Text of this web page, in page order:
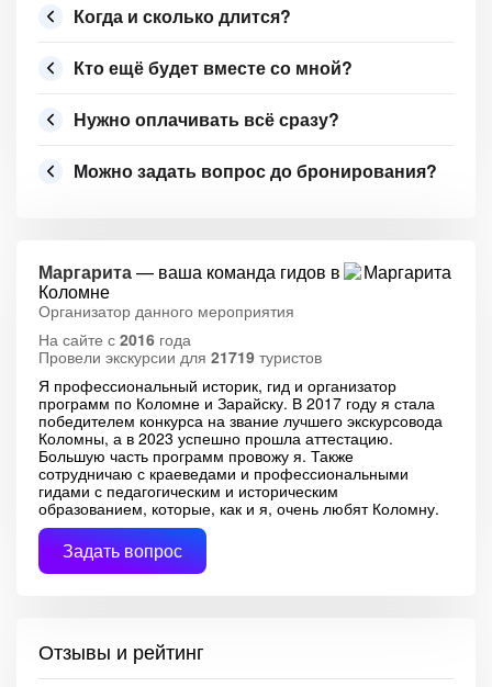
Когда и сколько длится?
Кто ещё будет вместе со мной?
Нужно оплачивать всё сразу?
Можно задать вопрос до бронирования?
Маргарита— ваша команда гидов в
Коломне
Организатор данного мероприятия
На сайте с 2016 года
Провели экскурсии для 21719 туристов
Я профессиональный историк, гид и организатор
программ по Коломне и Зарайску. В 2017 году я стала
победителем конкурса на звание лучшего экскурсовода
Коломны, а в 2023 успешно прошла аттестацию.
Большую часть программ провожу я. Также
сотрудничаю с краеведами и профессиональными
гидами с педагогическим и историческим
образованием, которые, как и я, очень любят Коломну.
Задать вопрос
Отзывы и рейтинг